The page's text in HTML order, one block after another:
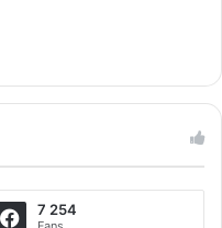
7 254